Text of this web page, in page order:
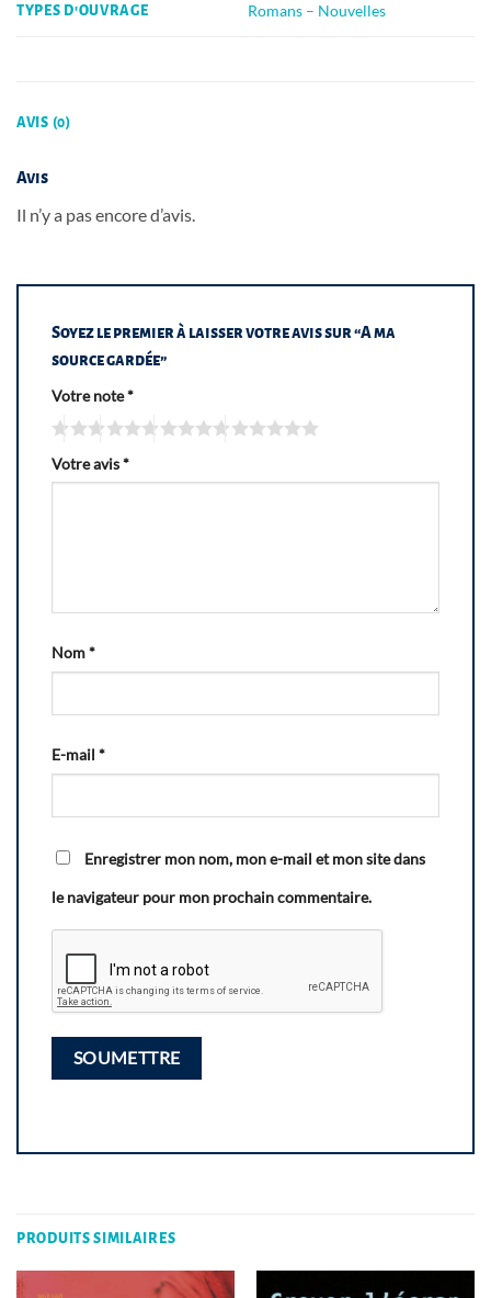
TYPES D'OUVRAGE Romans – Nouvelles
AVIS (0)
Avis
Il n’y a pas encore d’avis.
Soyez le premier à laisser votre avis sur “A ma
source gardée”
Votre note*
Votre avis*
Nom*
E-mail *
Enregistrer mon nom, mon e-mail et mon site dans
le navigateur pour mon prochain commentaire.
PRODUITS SIMILAIRES